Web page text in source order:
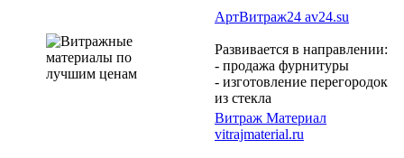
АртВитраж24 av24.su
Развивается в направлении:
- продажа фурнитуры
- изготовление перегородок
из стекла
Витраж Материал
vitrajmaterial.ru